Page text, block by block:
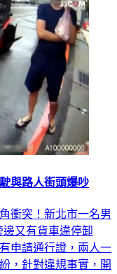
與路人街頭爆吵
衝突！新北市一名男
又有貨車違停卸
申請通行證，兩人一
，針對違規事實，開